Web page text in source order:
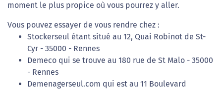
moment le plus propice où vous pourrez y aller.
Vous pouvez essayer de vous rendre chez :
Stockerseul étant situé au 12, Quai Robinot de St-
Cyr - 35000 - Rennes
Demeco qui se trouve au 180 rue de St Malo - 35000
- Rennes
Demenagerseul.com qui est au 11 Boulevard